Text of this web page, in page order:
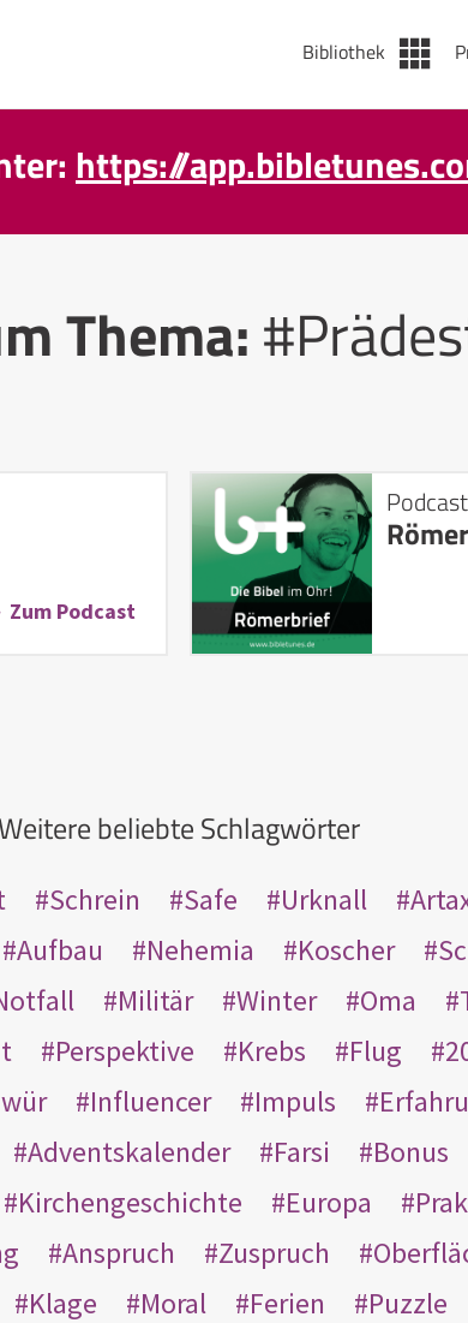
Bibliothek
https://
Thema:
Zum Podcast
Podcast
beliebte Schlagwörter
Schrein Safe Urknall
Aufbau Nehemia Koscher
Militär Winter Oma
Perspektive Krebs Flug
Influencer Impuls
Adventskalender Farsi Bonus
Kirchengeschichte Europa
Anspruch Zuspruch
Klage Moral Ferien Puzzle